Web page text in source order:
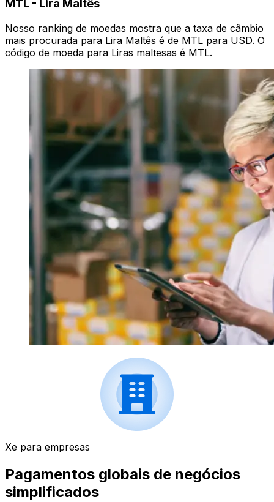
MTL - Lira Maltês
Nosso ranking de moedas mostra que a taxa de câmbio
mais procurada para Lira Maltês é de MTL para USD. O
código de moeda para Liras maltesas é MTL.
Xe para empresas
Pagamentos globais de negócios
simplificados